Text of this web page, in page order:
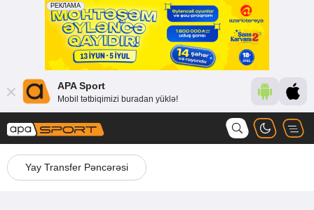
APA Sport
Mobil tətbiqimizi buradan yüklə!
Yay Transfer Pəncərəsi